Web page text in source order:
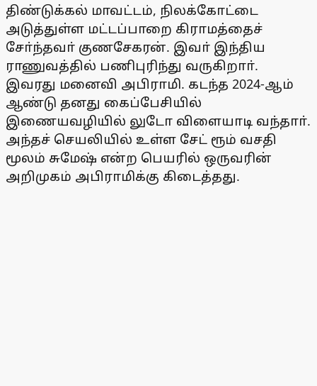
திண்டுக்கல் மாவட்டம், நிலக்கோட்டை
அடுத்துள்ள மட்டப்பாறை கிராமத்தைச்
சோ்ந்தவா் குணசேகரன். இவா் இந்திய
ராணுவத்தில் பணிபுரிந்து வருகிறாா்.
இவரது மனைவி அபிராமி. கடந்த 2024-ஆம்
ஆண்டு தனது கைப்பேசியில்
இணையவழியில் லுடோ விளையாடி வந்தாா்.
அந்தச் செயலியில் உள்ள சேட் ரூம் வசதி
மூலம் சுமேஷ் என்ற பெயரில் ஒருவரின்
அறிமுகம் அபிராமிக்கு கிடைத்தது.